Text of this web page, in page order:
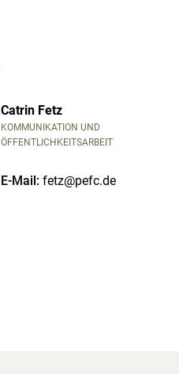
Catrin Fetz
KOMMUNIKATION UND
ÖFFENTLICHKEITSARBEIT
E-Mail: fetz@pefc.de